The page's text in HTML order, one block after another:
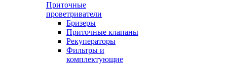
Приточные
проветриватели
Бризеры
Приточные клапаны
Рекуператоры
Фильтры и
комплектующие